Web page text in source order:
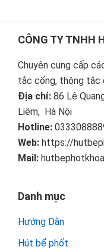
Footer
CÔNG TY TNHH
Chuyên cung cấp
tắc cống, thông tắc
Địa chỉ: 86 Lê
Liêm, Hà Nội
Hotline:
Web: https://
Mail:
Danh mục
Hướng Dẫn
Hút bể phốt